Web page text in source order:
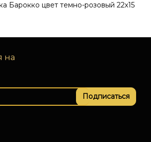
Барокко цвет темно-розовый 22х15
на
Подписаться